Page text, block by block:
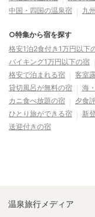
中国・四国の温泉宿
九
○特集から宿を探す
格安1泊2食付き1万円以下
バイキング1万円以下の宿
格安で泊まれる宿
客室
貸切風呂が無料の宿
海
カニ食べ放題の宿
夕食
ひとり旅ができる宿
新
送迎付きの宿
温泉旅行メディア